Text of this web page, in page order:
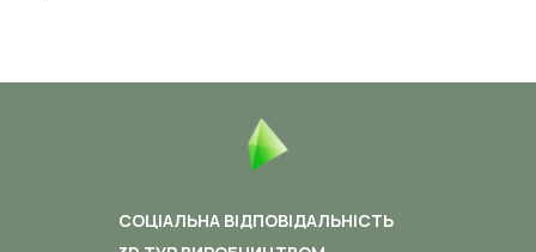
СОЦІАЛЬНА ВІДПОВІДАЛЬНІСТЬ